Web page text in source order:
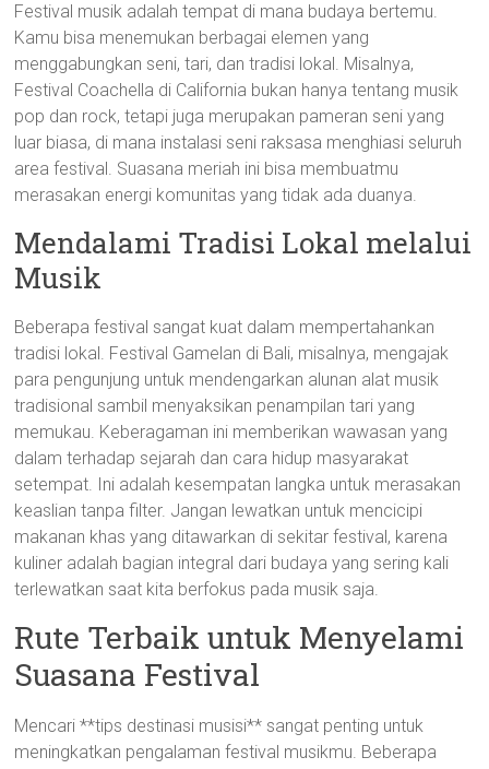
Festival musik adalah tempat di mana budaya bertemu.
Kamu bisa menemukan berbagai elemen yang
menggabungkan seni, tari, dan tradisi lokal. Misalnya,
Festival Coachella di California bukan hanya tentang musik
pop dan rock, tetapi juga merupakan pameran seni yang
luar biasa, di mana instalasi seni raksasa menghiasi seluruh
area festival. Suasana meriah ini bisa membuatmu
merasakan energi komunitas yang tidak ada duanya.
Mendalami Tradisi Lokal melalui
Musik
Beberapa festival sangat kuat dalam mempertahankan
tradisi lokal. Festival Gamelan di Bali, misalnya, mengajak
para pengunjung untuk mendengarkan alunan alat musik
tradisional sambil menyaksikan penampilan tari yang
memukau. Keberagaman ini memberikan wawasan yang
dalam terhadap sejarah dan cara hidup masyarakat
setempat. Ini adalah kesempatan langka untuk merasakan
keaslian tanpa filter. Jangan lewatkan untuk mencicipi
makanan khas yang ditawarkan di sekitar festival, karena
kuliner adalah bagian integral dari budaya yang sering kali
terlewatkan saat kita berfokus pada musik saja.
Rute Terbaik untuk Menyelami
Suasana Festival
Mencari **tips destinasi musisi** sangat penting untuk
meningkatkan pengalaman festival musikmu. Beberapa